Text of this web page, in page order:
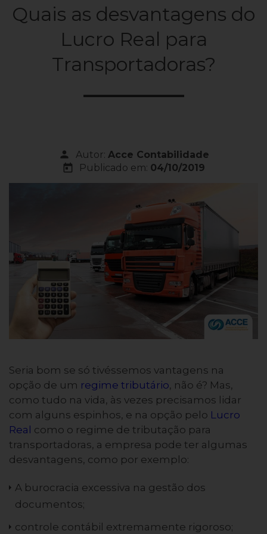
Quais as desvantagens do
Lucro Real para
Transportadoras?
person Autor: Acce Contabilidade
today Publicado em: 04/10/2019
Seria bom se só tivéssemos vantagens na
opção de um regime tributário , não é? Mas,
como tudo na vida, às vezes precisamos lidar
com alguns espinhos, e na opção pelo Lucro
Real como o regime de tributação para
transportadoras, a empresa pode ter algumas
desvantagens, como por exemplo:
A burocracia excessiva na gestão dos
documentos;
controle contábil extremamente rigoroso;